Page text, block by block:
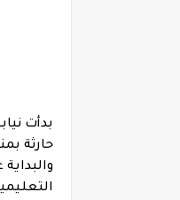
بدأت
حارثة